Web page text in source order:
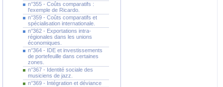
n°355 - Coûts comparatifs :
l'exemple de Ricardo.
n°359 - Coûts comparatifs et
spécialisation internationale.
n°362 - Exportations intra-
régionales dans les unions
économiques.
n°364 - IDE et investissements
de portefeuille dans certaines
zones.
n°367 - Identité sociale des
musiciens de jazz.
n°369 - Intégration et déviance